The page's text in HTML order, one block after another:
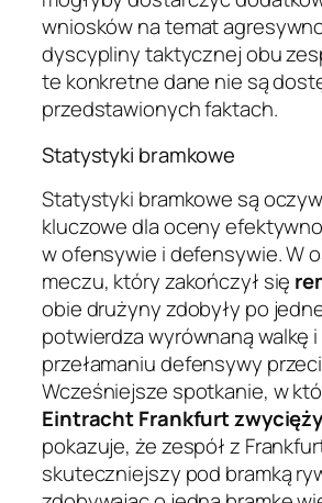
wniosków na temat
dyscypliny taktycznej obu
te konkretne dane nie są
przedstawionych faktach.
Statystyki bramkowe
Statystyki bramkowe są
kluczowe dla oceny
w ofensywie i defensywie. W
meczu, który zakończył się
obie drużyny zdobyły po
potwierdza wyrównaną walkę
przełamaniu defensywy
Wcześniejsze spotkanie, w
Eintracht Frankfurt
pokazuje, że zespół z
skuteczniejszy pod bramką